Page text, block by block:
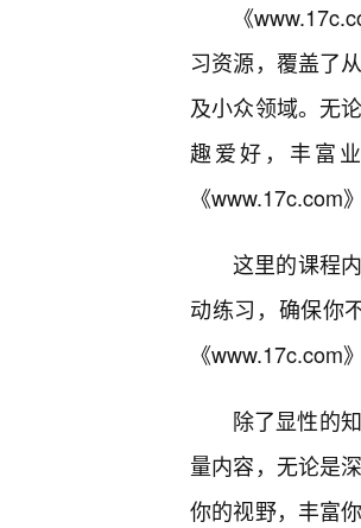
《
习资源，覆盖了
及小众领域。无
趣爱好，丰富
《www.17c.com
这里的课程
动练习，确保你
《www.17c.com
除了显性的
量内容，无论是
你的视野，丰富